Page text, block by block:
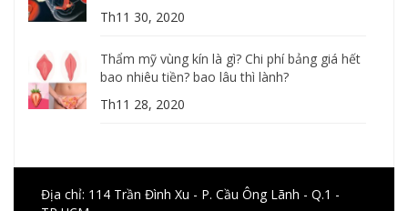
Th11 30, 2020
Thẩm mỹ vùng kín là gì? Chi phí bảng giá hết
bao nhiêu tiền? bao lâu thì lành?
Th11 28, 2020
Địa chỉ: 114 Trần Đình Xu - P. Cầu Ông Lãnh - Q.1 -